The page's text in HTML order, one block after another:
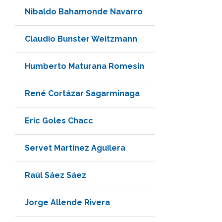
Nibaldo Bahamonde Navarro
Claudio Bunster Weitzmann
Humberto Maturana Romesín
René Cortázar Sagarminaga
Eric Goles Chacc
Servet Martínez Aguilera
Raúl Sáez Sáez
Jorge Allende Rivera